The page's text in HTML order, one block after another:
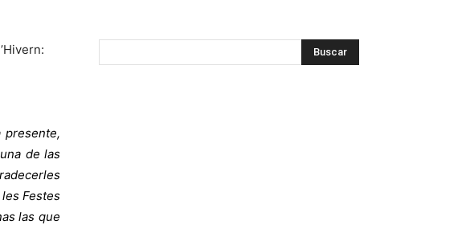
presente,
de las
Festes
las que